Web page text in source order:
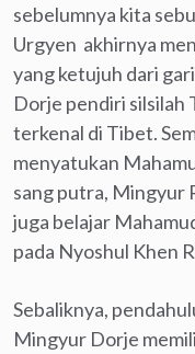
sebelumnya kita
Urgyen akhirnya
yang ketujuh dari
Dorje pendiri silsilah
terkenal di Tibet.
menyatukan
sang putra, Mingyur
juga belajar
pada Nyoshul Khen
Sebaliknya,
Mingyur Dorje